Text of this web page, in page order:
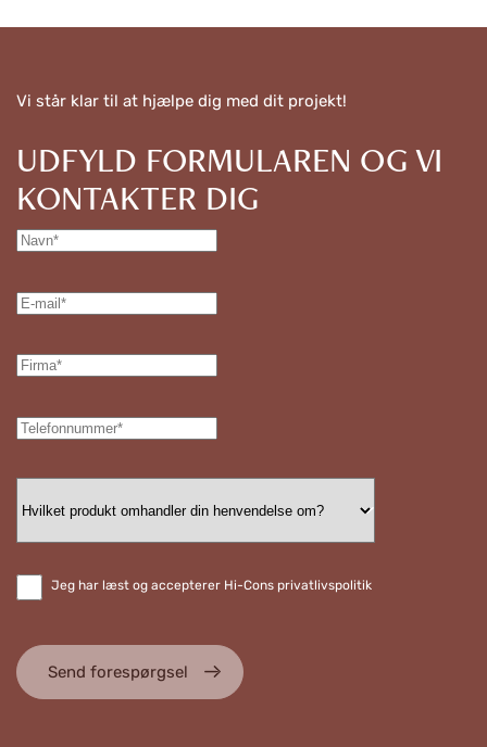
Vi står klar til at hjælpe dig med dit projekt!
UDFYLD FORMULAREN OG VI
KONTAKTER DIG
Jeg har læst og accepterer Hi-Cons privatlivspolitik
Send forespørgsel